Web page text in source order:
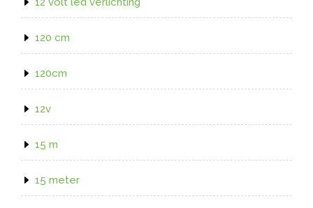
120 cm
120cm
12v
15 m
15 meter